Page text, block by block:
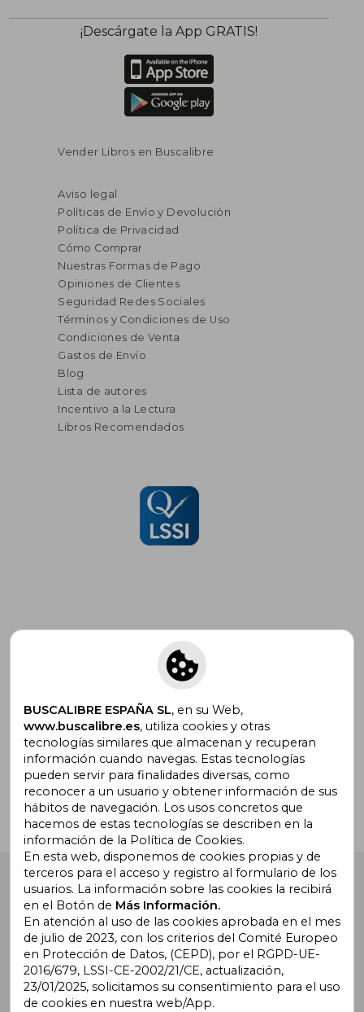
¡Descárgate la App GRATIS!
Vender Libros en Buscalibre
Aviso legal
Políticas de Envío y Devolución
Política de Privacidad
Cómo Comprar
Nuestras Formas de Pago
Opiniones de Clientes
Seguridad Redes Sociales
Términos y Condiciones de Uso
Condiciones de Venta
Gastos de Envío
Blog
Lista de autores
Incentivo a la Lectura
Libros Recomendados
Suscríbete para recibir ofertas y
promociones
¿Necesitas ayuda?
Ir a Centro de Soporte
Buscalibre España . Calle Energía, 65, Nave 3 (08940),
Cornellà de Llobregat, Barcelona. Derechos Reservados.
BUSCALIBRE ESPAÑA SL, en su Web,
www.buscalibre.es, utiliza cookies y otras
tecnologías similares que almacenan y recuperan
información cuando navegas. Estas tecnologías
pueden servir para finalidades diversas, como
reconocer a un usuario y obtener información de sus
hábitos de navegación. Los usos concretos que
hacemos de estas tecnologías se describen en la
información de la Política de Cookies.
En esta web, disponemos de cookies propias y de
terceros para el acceso y registro al formulario de los
usuarios. La información sobre las cookies la recibirá
en el Botón de Más Información.
En atención al uso de las cookies aprobada en el mes
de julio de 2023, con los criterios del Comité Europeo
en Protección de Datos, (CEPD), por el RGPD-UE-
2016/679, LSSI-CE-2002/21/CE, actualización,
23/01/2025, solicitamos su consentimiento para el uso
de cookies en nuestra web/App.